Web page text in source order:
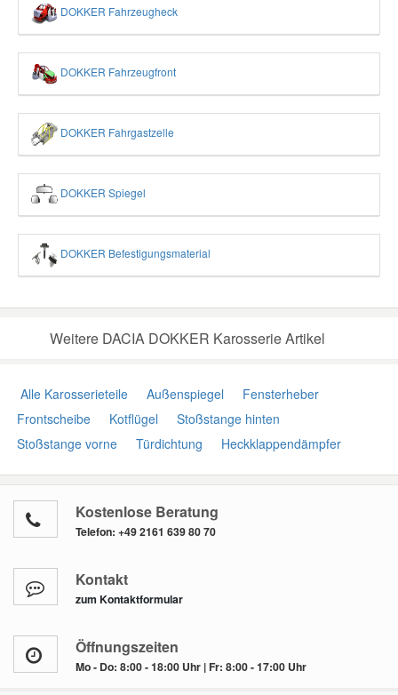
DOKKER Fahrzeugheck
DOKKER Fahrzeugfront
DOKKER Fahrgastzelle
DOKKER Spiegel
DOKKER Befestigungsmaterial
Weitere DACIA DOKKER Karosserie Artikel
Alle Karosserieteile Außenspiegel
Fensterheber
Frontscheibe
Kotflügel
Stoßstange hinten
Stoßstange vorne
Türdichtung Heckklappendämpfer
Kostenlose Beratung
Telefon: +49 2161 639 80 70
Kontakt
zum Kontaktformular
Öffnungszeiten
Mo - Do: 8:00 - 18:00 Uhr | Fr: 8:00 - 17:00 Uhr